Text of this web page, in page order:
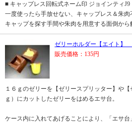
■ キャップレス回転式ネーム印 ジョインティJ9
一度使ったら手放せない、キャップレス＆朱肉
キャップを探す手間や朱肉を用意する面倒か
ゼリーホルダー【エイト】
販売価格：135円
１６ｇのゼリーを【ゼリースプリッター】や
ｇ）にカットしたゼリーをはめるエサ台。
ケース内に入れてあげることにより、「エサ台